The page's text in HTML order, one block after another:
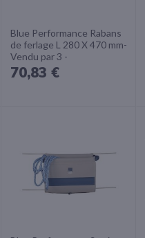
Blue Performance Rabans
de ferlage L 280 X 470 mm-
Vendu par 3 -
70,83 €